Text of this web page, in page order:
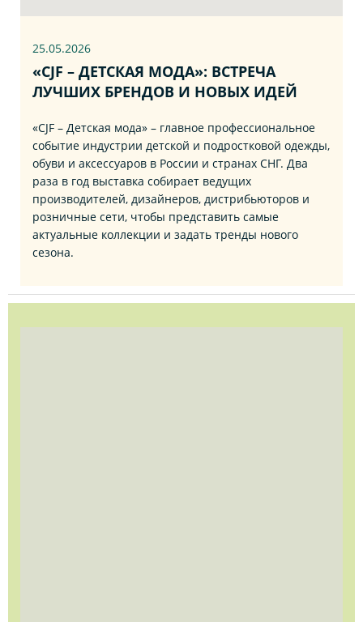
25.05.2026
«CJF – ДЕТСКАЯ МОДА»: ВСТРЕЧА
ЛУЧШИХ БРЕНДОВ И НОВЫХ ИДЕЙ
«CJF – Детская мода» – главное профессиональное
событие индустрии детской и подростковой одежды,
обуви и аксессуаров в России и странах СНГ. Два
раза в год выставка собирает ведущих
производителей, дизайнеров, дистрибьюторов и
розничные сети, чтобы представить самые
актуальные коллекции и задать тренды нового
сезона.